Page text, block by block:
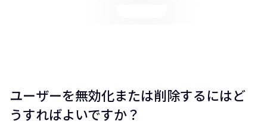
ユーザーを無効化または削除するにはど
うすればよいですか？